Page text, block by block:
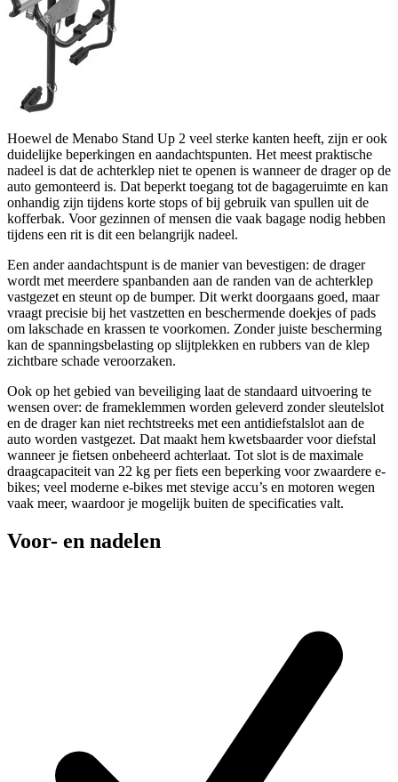
Hoewel de Menabo Stand Up 2 veel sterke kanten heeft, zijn er ook
duidelijke beperkingen en aandachtspunten. Het meest praktische
nadeel is dat de achterklep niet te openen is wanneer de drager op de
auto gemonteerd is. Dat beperkt toegang tot de bagageruimte en kan
onhandig zijn tijdens korte stops of bij gebruik van spullen uit de
kofferbak. Voor gezinnen of mensen die vaak bagage nodig hebben
tijdens een rit is dit een belangrijk nadeel.
Een ander aandachtspunt is de manier van bevestigen: de drager
wordt met meerdere spanbanden aan de randen van de achterklep
vastgezet en steunt op de bumper. Dit werkt doorgaans goed, maar
vraagt precisie bij het vastzetten en beschermende doekjes of pads
om lakschade en krassen te voorkomen. Zonder juiste bescherming
kan de spanningsbelasting op slijtplekken en rubbers van de klep
zichtbare schade veroorzaken.
Ook op het gebied van beveiliging laat de standaard uitvoering te
wensen over: de frameklemmen worden geleverd zonder sleutelslot
en de drager kan niet rechtstreeks met een antidiefstalslot aan de
auto worden vastgezet. Dat maakt hem kwetsbaarder voor diefstal
wanneer je fietsen onbeheerd achterlaat. Tot slot is de maximale
draagcapaciteit van 22 kg per fiets een beperking voor zwaardere e-
bikes; veel moderne e-bikes met stevige accu’s en motoren wegen
vaak meer, waardoor je mogelijk buiten de specificaties valt.
Voor- en nadelen